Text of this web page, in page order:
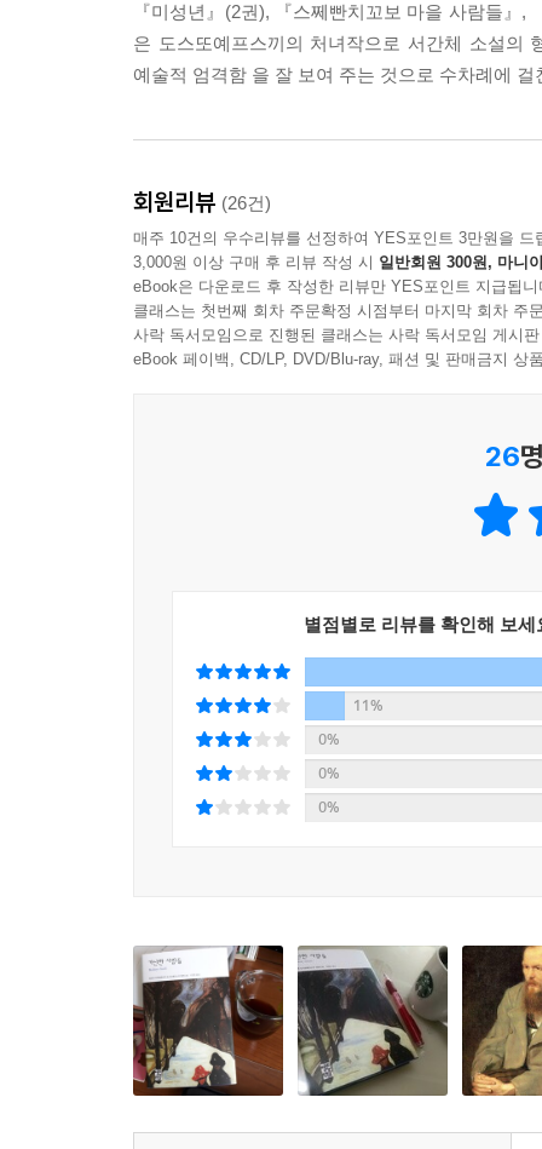
『미성년』(2권), 『스쩨빤치꼬보 마을 사람들』
은 도스또예프스끼의 처녀작으로 서간체 소설의
예술적 엄격함 을 잘 보여 주는 것으로 수차례에
회원리뷰 (26건)
매주 10건의 우수리뷰를 선정하여 YES포인트 3만원을 드
3,000원 이상 구매 후 리뷰 작성 시 일반회원 300원, 마니
eBook은 다운로드 후 작성한 리뷰만 YES포인트 지급됩니
클래스는 첫번째 회차 주문확정 시점부터 마지막 회차 주
사락 독서모임으로 진행된 클래스는 사락 독서모임 게시
eBook 페이백, CD/LP, DVD/Blu-ray, 패션 및 판매금지 상
26
별점별로 리뷰를 확인해 보세
11%
0%
0%
0%